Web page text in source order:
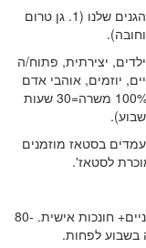
, שאמורים/ות להשתלב בצוותי הגנים שלנו (1. גן טרום
יצירתית, פתוח/ה
יוזמים, אוהבי אדם
ועבודה עם הגיל הרך. היקף המשרה- 100%. (100% משרה=30 שעות
בסטאז מוזמנים
לסטאז'.
לגילאי היסודי וחטיבת הביניים+ חונכות אישית. 80-